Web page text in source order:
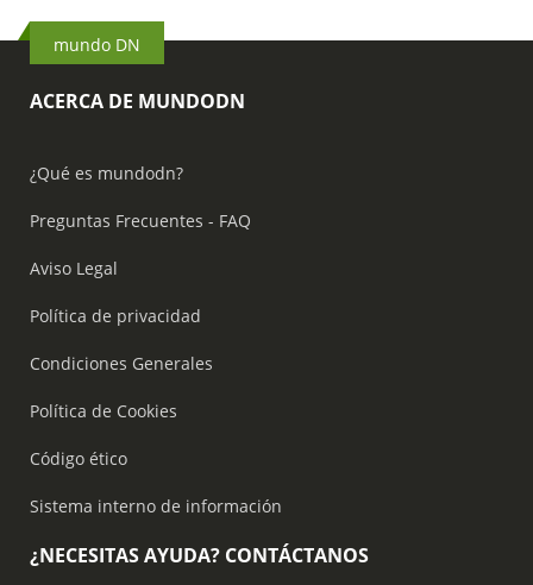
mundo DN
ACERCA DE MUNDODN
¿Qué es mundodn?
Preguntas Frecuentes - FAQ
Aviso Legal
Política de privacidad
Condiciones Generales
Política de Cookies
Código ético
Sistema interno de información
¿NECESITAS AYUDA? CONTÁCTANOS